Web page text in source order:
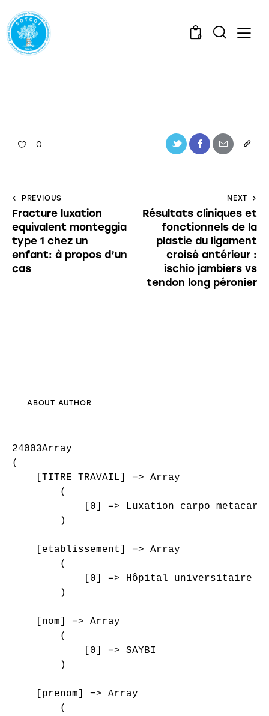
0
0
PREVIOUS
Fracture luxation
equivalent monteggia
type 1 chez un
enfant: à propos d’un
cas
NEXT
Résultats cliniques et
fonctionnels de la
plastie du ligament
croisé antérieur :
ischio jambiers vs
tendon long péronier
ABOUT AUTHOR
24003Array
(
    [TITRE_TRAVAIL] => Array
        (
[0] => Luxation carpo
        )
    [etablissement] => Array
        (
[0] => Hôpital universitaire
        )
    [nom] => Array
        (
            [0] => SAYBI
        )
    [prenom] => Array
        (